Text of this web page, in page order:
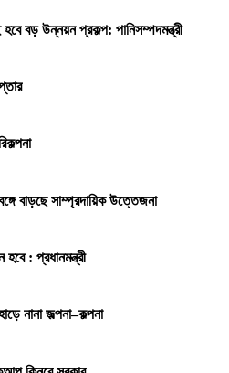
বড় উন্নয়ন প্রকল্প: পানিসম্পদমন্ত্রী
বাড়ছে সাম্প্রদায়িক উত্তেজনা
: প্রধানমন্ত্রী
নানা জল্পনা–কল্পনা